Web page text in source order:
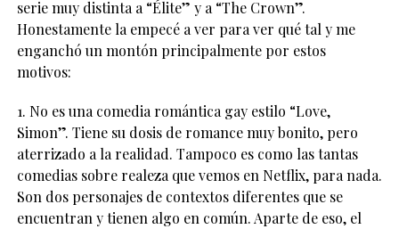
serie muy distinta a “Élite” y a “The Crown”.
Honestamente la empecé a ver para ver qué tal y me
enganchó un montón principalmente por estos
motivos:
1. No es una comedia romántica gay estilo “Love,
Simon”. Tiene su dosis de romance muy bonito, pero
aterrizado a la realidad. Tampoco es como las tantas
comedias sobre realeza que vemos en Netflix, para nada.
Son dos personajes de contextos diferentes que se
encuentran y tienen algo en común. Aparte de eso, el